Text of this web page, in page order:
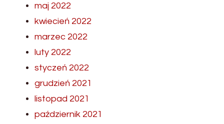
maj 2022
kwiecień 2022
marzec 2022
luty 2022
styczeń 2022
grudzień 2021
listopad 2021
październik 2021